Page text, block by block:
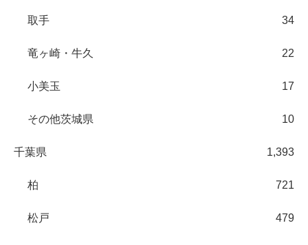
取手 34
竜ヶ崎・牛久 22
小美玉 17
その他茨城県 10
千葉県 1,393
柏 721
松戸 479